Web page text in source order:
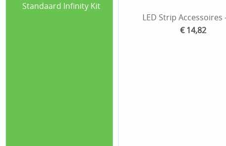
Standaard Infinity Kit
LED Strip Accessoires
€ 14,82